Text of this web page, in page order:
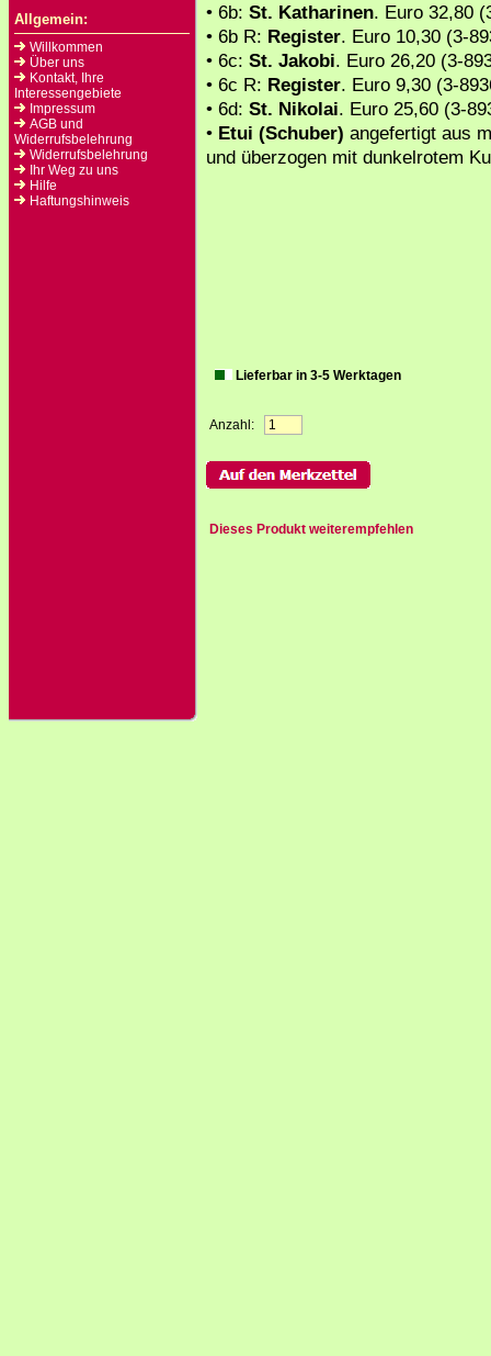
Allgemein:
Willkommen
Über uns
Kontakt, Ihre
Interessengebiete
Impressum
AGB und
Widerrufsbelehrung
Widerrufsbelehrung
Ihr Weg zu uns
Hilfe
Haftungshinweis
• 6b: St. Katharinen. Euro 32,80
• 6b R: Register. Euro 10,30 (3-
• 6c: St. Jakobi. Euro 26,20 (3-
• 6c R: Register. Euro 9,30 (3-
• 6d: St. Nikolai. Euro 25,60 (3-
• Etui (Schuber) angefertigt aus
und überzogen mit dunkelrotem
Lieferbar in 3-5 Werktagen
Anzahl:
Dieses Produkt weiterempfehlen